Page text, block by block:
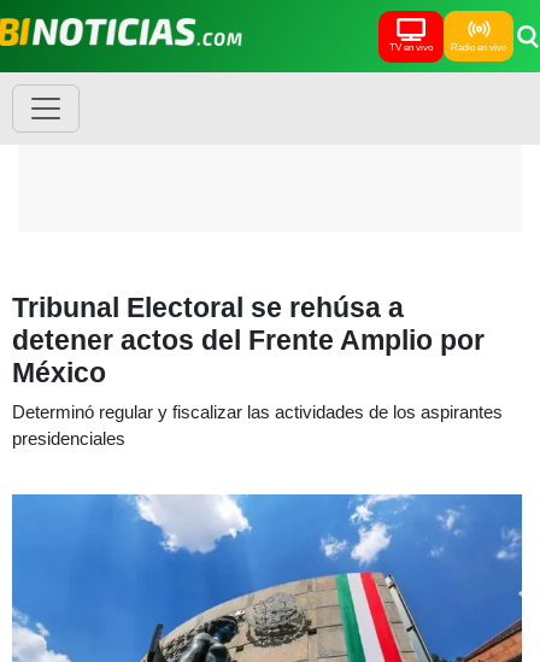
TV en vivo Radio en vivo
Tribunal Electoral se rehúsa a
detener actos del Frente Amplio por
México
Determinó regular y fiscalizar las actividades de los aspirantes
presidenciales